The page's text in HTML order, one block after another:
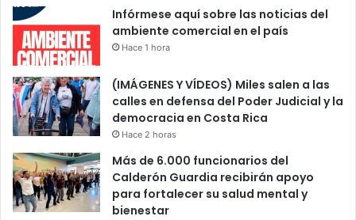
Infórmese aquí sobre las noticias del
ambiente comercial en el país
Hace 1 hora
(IMÁGENES Y VÍDEOS) Miles salen a las
calles en defensa del Poder Judicial y la
democracia en Costa Rica
Hace 2 horas
Más de 6.000 funcionarios del
Calderón Guardia recibirán apoyo
para fortalecer su salud mental y
bienestar